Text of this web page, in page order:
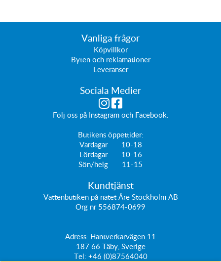
Vanliga frågor
Köpvillkor
Byten och reklamationer
Leveranser
Sociala Medier
Följ oss på Instagramoch Facebook.
Butikens öppettider:
Vardagar 10-18
Lördagar 10-16
Sön/helg 11-15
Kundtjänst
Vattenbutiken på nätet Åre Stockholm AB
Org nr 556874-0699
Adress: Hantverkarvägen 11
187 66 Täby, Sverige
Tel: +46 (0)87564040